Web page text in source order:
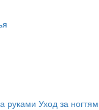
руками Уход за